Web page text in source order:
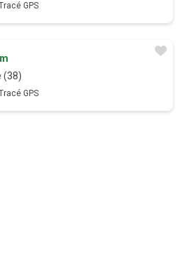
GPS
(38)
GPS